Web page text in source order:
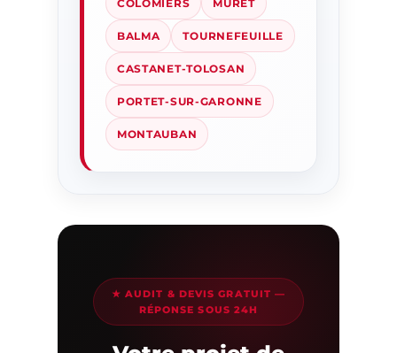
COLOMIERS MURET
BALMA TOURNEFEUILLE
CASTANET-TOLOSAN
PORTET-SUR-GARONNE
MONTAUBAN
★ AUDIT & DEVIS GRATUIT —
RÉPONSE SOUS 24H